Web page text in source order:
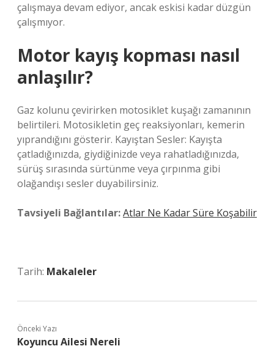
çalışmaya devam ediyor, ancak eskisi kadar düzgün
çalışmıyor.
Motor kayış kopması nasıl
anlaşılır?
Gaz kolunu çevirirken motosiklet kuşağı zamanının
belirtileri. Motosikletin geç reaksiyonları, kemerin
yıprandığını gösterir. Kayıştan Sesler: Kayışta
çatladığınızda, giydiğinizde veya rahatladığınızda,
sürüş sırasında sürtünme veya çırpınma gibi
olağandışı sesler duyabilirsiniz.
Tavsiyeli Bağlantılar:Atlar Ne Kadar Süre Koşabilir
Tarih: Makaleler
Önceki Yazı
Koyuncu Ailesi Nereli